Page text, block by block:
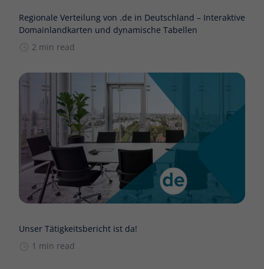
Regionale Verteilung von .de in Deutschland – Interaktive
Domainlandkarten und dynamische Tabellen
2 min read
Unser Tätigkeitsbericht ist da!
1 min read